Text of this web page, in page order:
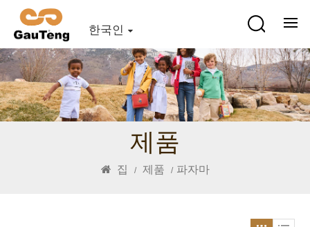
한국인
제품
집 / 제품 / 파자마